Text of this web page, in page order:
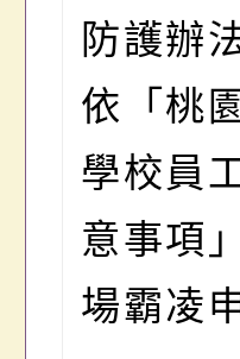
防護辦
依「桃
學校員
意事項
場霸凌